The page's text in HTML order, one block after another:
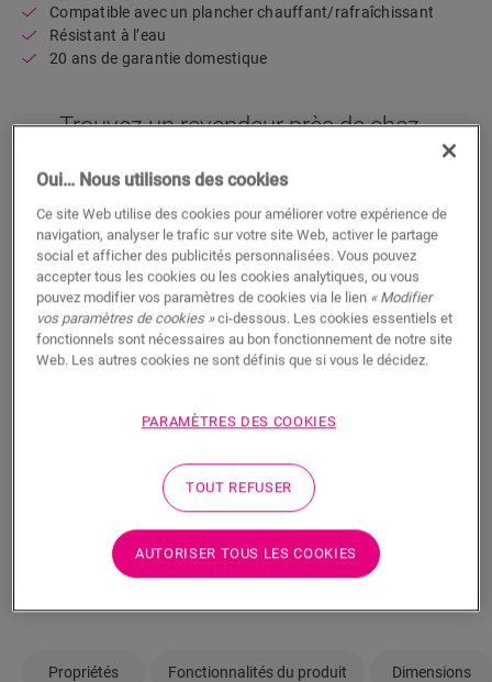
Compatible avec un plancher chauffant/rafraîchissant
Résistant à l’eau
20 ans de garantie domestique
Trouvez un revendeur près de chez
vous posez des questions ? Il y a toujours un
revendeur Quick-Step à proximité.
Pas sûr que ce sol corresponde à votre
style et à vos besoins ?
Afficher dans votre pièce
Commander un échantillon
Propriétés Fonctionnalités du produit Dimensions
Oui… Nous utilisons des cookies
Ce site Web utilise des cookies pour améliorer votre expérience de
navigation, analyser le trafic sur votre site Web, activer le partage
social et afficher des publicités personnalisées. Vous pouvez
accepter tous les cookies ou les cookies analytiques, ou vous
pouvez modifier vos paramètres de cookies via le lien « Modifier
vos paramètres de cookies »ci-dessous. Les cookies essentiels et
fonctionnels sont nécessaires au bon fonctionnement de notre site
Web. Les autres cookies ne sont définis que si vous le décidez.
PARAMÈTRES DES COOKIES
TOUT REFUSER
AUTORISER TOUS LES COOKIES